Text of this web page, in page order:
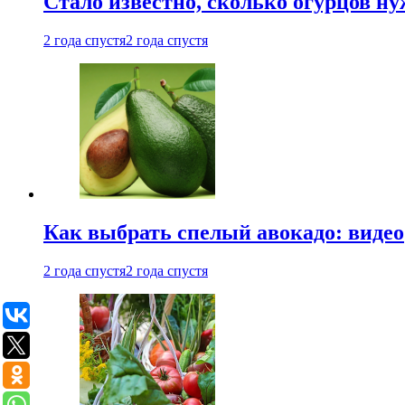
2 года спустя2 года спустя
Как выбрать спелый авокадо: видео
2 года спустя2 года спустя